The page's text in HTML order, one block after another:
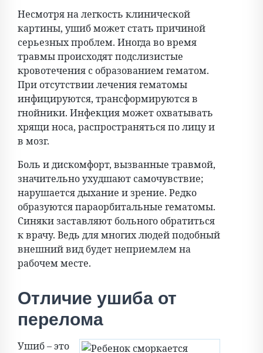
Несмотря на легкость клинической
картины, ушиб может стать причиной
серьезных проблем. Иногда во время
травмы происходят подслизистые
кровотечения с образованием гематом.
При отсутствии лечения гематомы
инфицируются, трансформируются в
гнойники. Инфекция может охватывать
хрящи носа, распространяться по лицу и
в мозг.
Боль и дискомфорт, вызванные травмой,
значительно ухудшают самочувствие;
нарушается дыхание и зрение. Редко
образуются параорбитальные гематомы.
Синяки заставляют больного обратиться
к врачу. Ведь для многих людей подобный
внешний вид будет неприемлем на
рабочем месте.
Отличие ушиба от
перелома
Ушиб – это